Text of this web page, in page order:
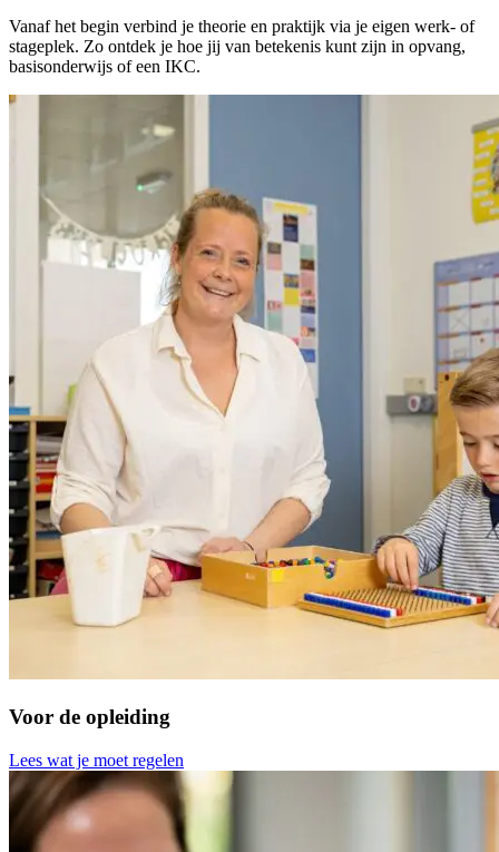
Vanaf het begin verbind je theorie en praktijk via je eigen werk- of
stageplek. Zo ontdek je hoe jij van betekenis kunt zijn in opvang,
basisonderwijs of een IKC.
Voor de opleiding
Lees wat je moet regelen